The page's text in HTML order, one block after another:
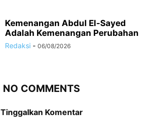
Kemenangan Abdul El-Sayed
Adalah Kemenangan Perubahan
Redaksi - 06/08/2026
NO COMMENTS
Tinggalkan Komentar